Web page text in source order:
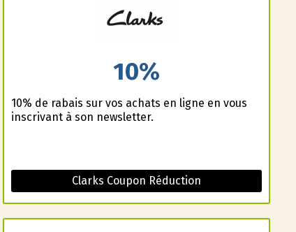
10%
10% de rabais sur vos achats en ligne en vous
inscrivant à son newsletter.
Clarks Coupon Réduction